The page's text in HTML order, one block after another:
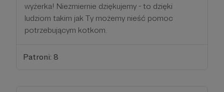
wyżerka! Niezmiernie dziękujemy - to dzięki
ludziom takim jak Ty możemy nieść pomoc
potrzebującym kotkom.
Patroni: 8